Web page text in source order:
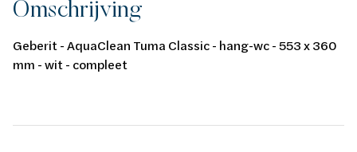
Omschrijving
Geberit - AquaClean Tuma Classic - hang-wc - 553 x 360
mm - wit - compleet